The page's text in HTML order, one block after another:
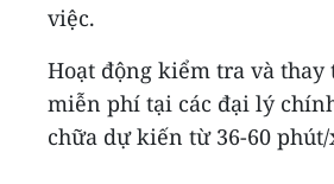
việc.
Hoạt động kiểm tra và
miễn phí tại các đại lý
chữa dự kiến từ 36-60 phút/